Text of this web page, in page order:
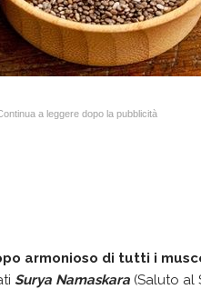
a leggere dopo la pubblicità
armonioso di tutti i
Surya Namaskara (Saluto al